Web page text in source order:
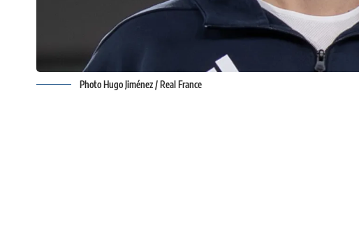
Photo Hugo Jiménez / Real France